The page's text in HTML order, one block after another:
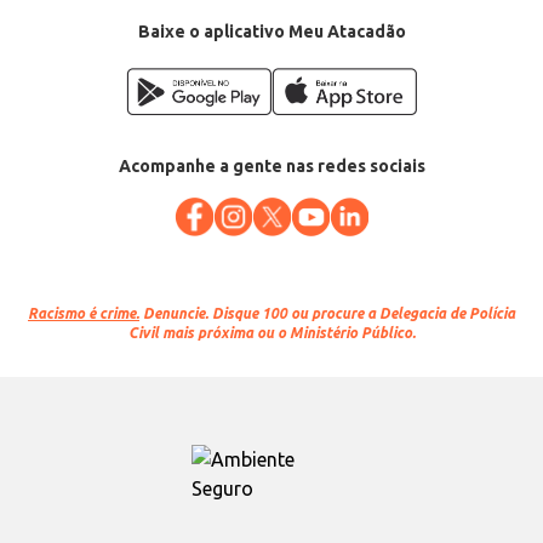
Baixe o aplicativo Meu Atacadão
Acompanhe a gente nas redes sociais
Racismo é crime. Denuncie. Disque 100 ou procure a Delegacia de Polícia
Civil mais próxima ou o Ministério Público.